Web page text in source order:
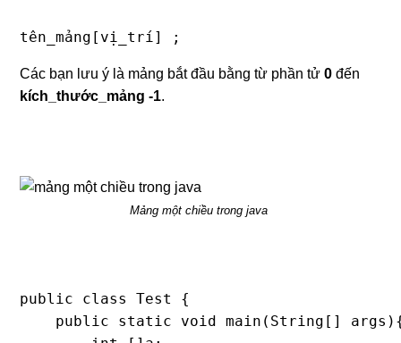
tên_mảng[vị_trí] ;
Các bạn lưu ý là mảng bắt đầu bằng từ phần tử0 đến
kích_thước_mảng -1.
Mảng một chiều trong java
public class Test {
public static void main(String[]